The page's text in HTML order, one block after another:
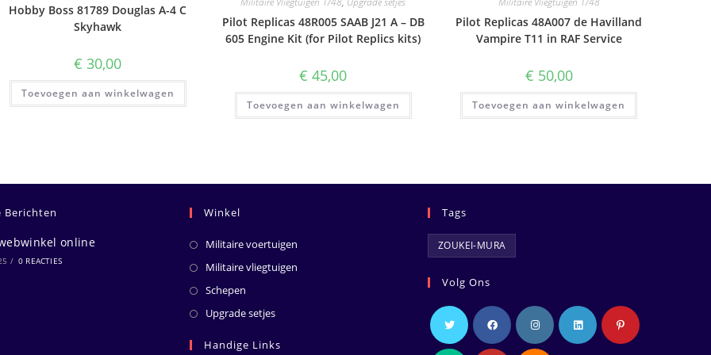
Hobby Boss 81789 Douglas A-4 C
Skyhawk
€ 30,00
Toevoegen aan winkelwagen
Pilot Replicas 48R005 SAAB J21 A – DB
605 Engine Kit (for Pilot Replics kits)
€ 45,00
Toevoegen aan winkelwagen
Pilot Replicas 48A007 de Havilland
Vampire T11 in RAF Service
€ 50,00
Toevoegen aan winkelwagen
Berichten
online
/ 0 REACTIES
Winkel
Militaire voertuigen
Militaire vliegtuigen
Schepen
Upgrade setjes
Handige Links
Tags
ZOUKEI-MURA
Volg Ons